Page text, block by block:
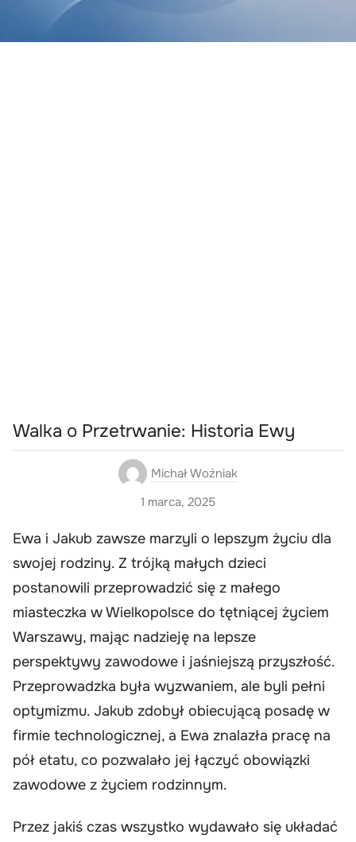
Walka o Przetrwanie: Historia Ewy
Michał Woźniak
1 marca, 2025
Ewa i Jakub zawsze marzyli o lepszym życiu dla
swojej rodziny. Z trójką małych dzieci
postanowili przeprowadzić się z małego
miasteczka w Wielkopolsce do tętniącej życiem
Warszawy, mając nadzieję na lepsze
perspektywy zawodowe i jaśniejszą przyszłość.
Przeprowadzka była wyzwaniem, ale byli pełni
optymizmu. Jakub zdobył obiecującą posadę w
firmie technologicznej, a Ewa znalazła pracę na
pół etatu, co pozwalało jej łączyć obowiązki
zawodowe z życiem rodzinnym.
Przez jakiś czas wszystko wydawało się układać